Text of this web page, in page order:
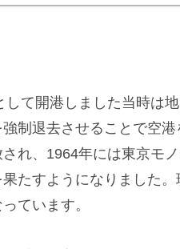
して開港しました当時は
制退去させることで空
れ、1964年には東京モ
たすようになりました
ています。